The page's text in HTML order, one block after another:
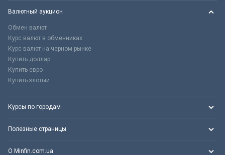
Валютный аукцион
Обмен валют
Курс валют в обменниках
Курс валют на черном рынке
Купить доллар
Купить евро
Купить злотый
Курсы по городам
Полезные страницы
О Minfin.com.ua